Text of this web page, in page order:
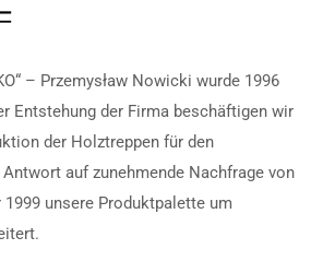
– Przemysław Nowicki wurde 1996
Entstehung der Firma beschäftigen wir
der Holztreppen für den
auf zunehmende Nachfrage von
1999 unsere Produktpalette um